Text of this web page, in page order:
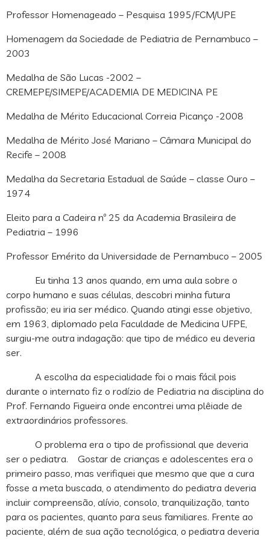
Professor Homenageado – Pesquisa 1995/FCM/UPE
Homenagem da Sociedade de Pediatria de Pernambuco –
2003
Medalha de São Lucas -2002 –
CREMEPE/SIMEPE/ACADEMIA DE MEDICINA PE
Medalha de Mérito Educacional Correia Picanço -2008
Medalha de Mérito José Mariano – Câmara Municipal do
Recife – 2008
Medalha da Secretaria Estadual de Saúde – classe Ouro –
1974
Eleito para a Cadeira nº 25 da Academia Brasileira de
Pediatria – 1996
Professor Emérito da Universidade de Pernambuco – 2005
Eu tinha 13 anos quando, em uma aula sobre o
corpo humano e suas células, descobri minha futura
profissão; eu iria ser médico. Quando atingi esse objetivo,
em 1963, diplomado pela Faculdade de Medicina UFPE,
surgiu-me outra indagação: que tipo de médico eu deveria
ser.
A escolha da especialidade foi o mais fácil pois
durante o internato fiz o rodízio de Pediatria na disciplina do
Prof. Fernando Figueira onde encontrei uma plêiade de
extraordinários professores.
O problema era o tipo de profissional que deveria
ser o pediatra. Gostar de crianças e adolescentes era o
primeiro passo, mas verifiquei que mesmo que que a cura
fosse a meta buscada, o atendimento do pediatra deveria
incluir compreensão, alívio, consolo, tranquilização, tanto
para os pacientes, quanto para seus familiares. Frente ao
paciente, além de sua ação tecnológica, o pediatra deveria